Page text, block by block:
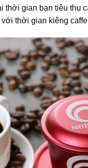
thời gian bạn tiêu thụ
thời gian kiêng